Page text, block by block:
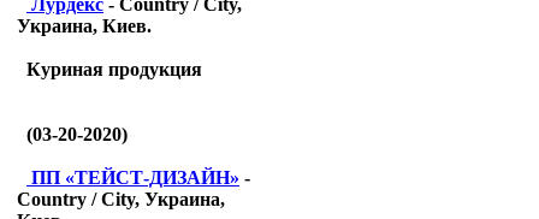
Лурдекс - Country / City,
Украина, Киев.
Куриная продукция
(03-20-2020)
ПП «ТЕЙСТ-ДИЗАЙН» -
Country / City, Украина,